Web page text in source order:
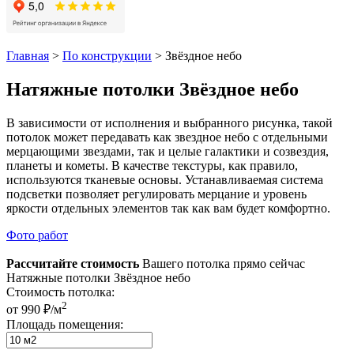
Главная > По конструкции > Звёздное небо
Натяжные потолки Звёздное небо
В зависимости от исполнения и выбранного рисунка, такой
потолок может передавать как звездное небо с отдельными
мерцающими звездами, так и целые галактики и созвездия,
планеты и кометы. В качестве текстуры, как правило,
используются тканевые основы. Устанавливаемая система
подсветки позволяет регулировать мерцание и уровень
яркости отдельных элементов так как вам будет комфортно.
Фото работ
Рассчитайте стоимость Вашего потолка прямо сейчас
Натяжные потолки Звёздное небо
Стоимость потолка:
от 990 ₽/м2
Площадь помещения: